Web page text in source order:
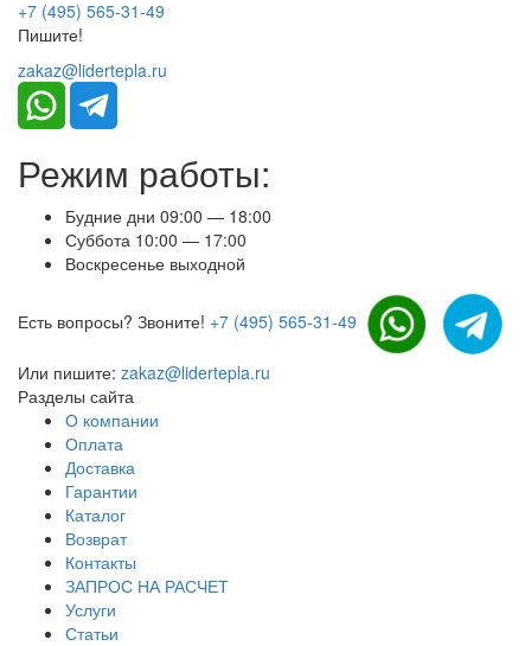
+7 (495) 565-31-49
Пишите!
zakaz@lidertepla.ru
Режим работы:
Будние дни 09:00 — 18:00
Суббота 10:00 — 17:00
Воскресенье выходной
Есть вопросы? Звоните! +7 (495) 565-31-49
Или пишите: zakaz@lidertepla.ru
Разделы сайта
О компании
Оплата
Доставка
Гарантии
Каталог
Возврат
Контакты
ЗАПРОС НА РАСЧЕТ
Услуги
Статьи